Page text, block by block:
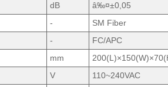
dB
â‰¤±0,05
- SM Fiber
- FC/APC
mm
V 110~240VAC